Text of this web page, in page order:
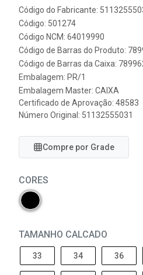
Código do Fabricante:
Código: 501274
Código NCM: 64019990
Código de Barras do Produto:
Código de Barras da Caixa:
Embalagem: PR/1
Embalagem Master: CAIXA
Certificado de Aprovação: 48583
Número Original: 51132555031
Compre por Grade
CORES
TAMANHO CALCADO
33 34 36